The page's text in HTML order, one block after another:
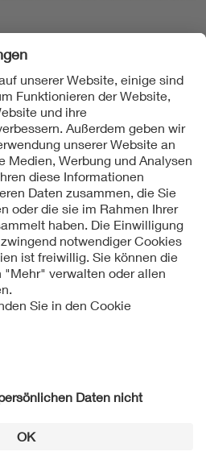
Elektronik